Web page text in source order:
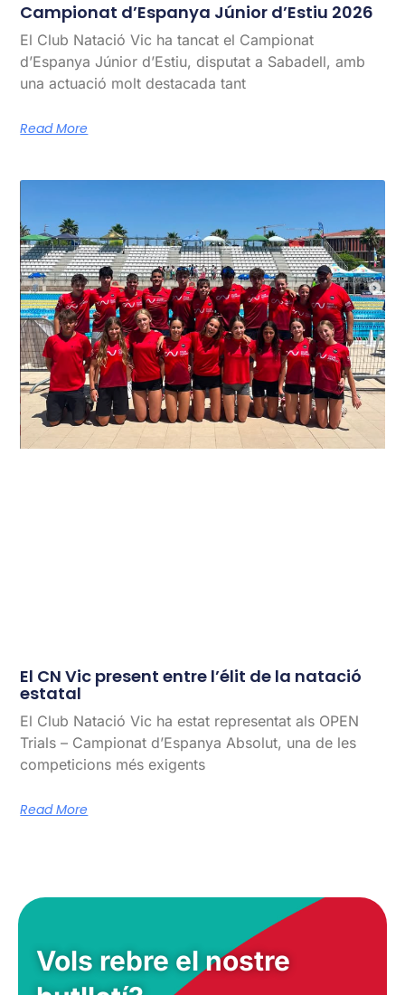
Campionat d’Espanya Júnior d’Estiu 2026
El Club Natació Vic ha tancat el Campionat
d’Espanya Júnior d’Estiu, disputat a Sabadell, amb
una actuació molt destacada tant
Read More
El CN Vic present entre l’élit de la natació
estatal
El Club Natació Vic ha estat representat als OPEN
Trials – Campionat d’Espanya Absolut, una de les
competicions més exigents
Read More
Vols rebre el nostre